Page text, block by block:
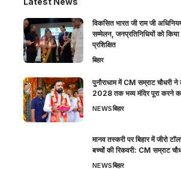
विकसित भारत जी राम जी
सम्मेलन, जनप्रतिनिधियों को
प्रशिक्षित
बिहार
पुनौराधाम में CM सम्राट चौधरी
2028 तक भव्य मंदिर पूरा करने
NEWSबिहार
मानव तस्करी पर बिहार में जीरो
बच्चों की रिकवरी: CM सम्राट
NEWSबिहार